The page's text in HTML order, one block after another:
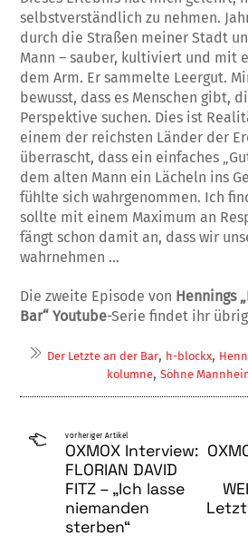
selbstverständlich zu nehmen.
durch die Straßen meiner Stadt
Mann – sauber, kultiviert und mit
dem Arm. Er sam­melte Leergut.
bewusst, dass es Menschen gibt,
Perspektive suchen. Dies ist
einem der reichsten Länder der
überrascht, dass ein ein­faches
dem alten Mann ein Lächeln ins
fühlte sich wahrgenommen. Ich
sollte mit einem Maximum an
fängt schon damit an, dass wir
wahrnehmen …
Die zweite Episode von Hennings
Bar“ Youtube-Serie findet ihr
Der Letzte an der Bar, h-blockx,
kolumne, Söhne
vorheriger Artikel
OXMOX Interview:
FLORIAN DAVID
FITZ – „Ich lasse
niemanden
sterben“